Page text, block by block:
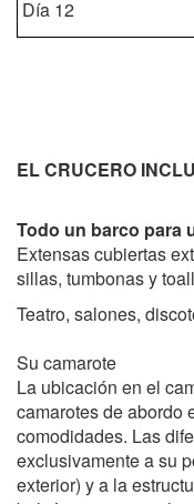
Día 12
EL CRUCERO
Todo un barco para
Extensas cubiertas
sillas, tumbonas y
Teatro, salones,
Su camarote
La ubicación en el
camarotes de abordo
comodidades. Las
exclusivamente a su
exterior) y a la